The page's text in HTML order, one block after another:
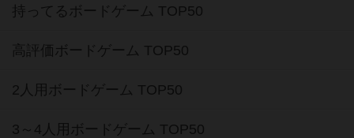
持ってるボードゲーム TOP50
高評価ボードゲーム TOP50
2人用ボードゲーム TOP50
3～4人用ボードゲーム TOP50